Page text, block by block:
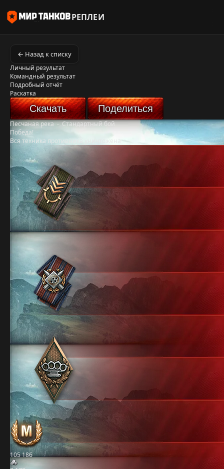
РЕПЛЕИ
← Назад к списку
Личный результат
Командный результат
Подробный отчёт
Раскатка
Скачать Поделиться
Песчаная река-Стандартный бой
Победа!
Вся техника противника уничтожена
105 186